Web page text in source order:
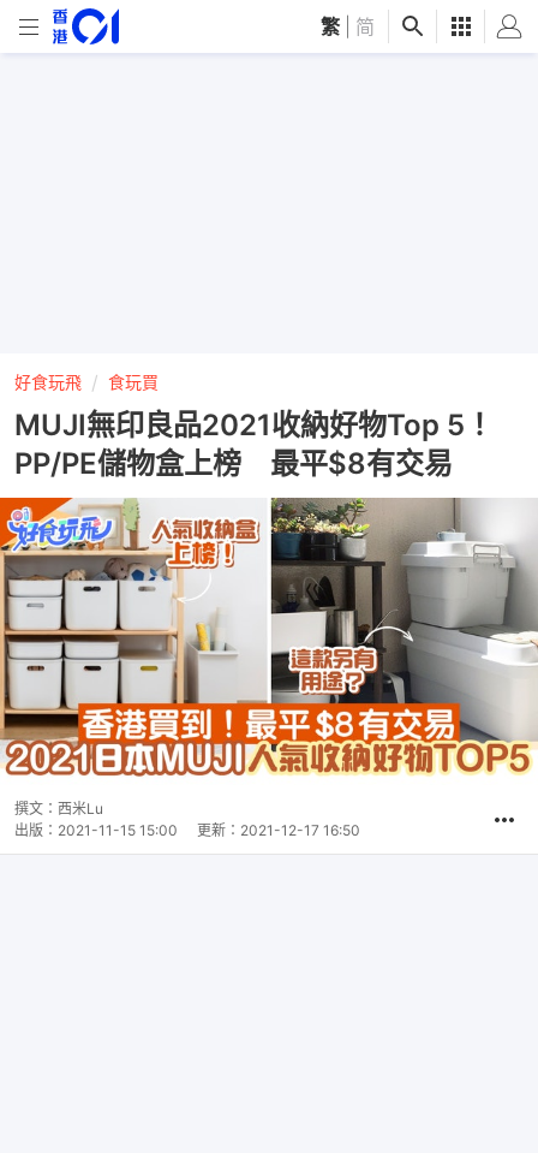
繁 简
好食玩飛 食玩買
MUJI無印良品2021收納好物Top 5！
PP/PE儲物盒上榜 最平$8有交易
撰文： 西米Lu
出版： 2021-11-15 15:00 更新： 2021-12-17 16:50